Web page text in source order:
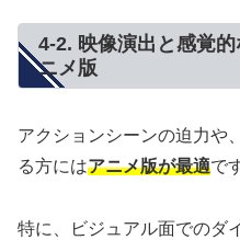
4-2. 映像演出と感覚
ニメ版
アクションシーンの迫力や
る方にはアニメ版が最適で
特に、ビジュアル面でのダ